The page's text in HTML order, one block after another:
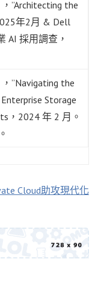
”Architecting the
年2月 & Dell
AI 採用調查，
”Navigating the
Storage
，2024 年 2 月。
Cloud助攻現代化